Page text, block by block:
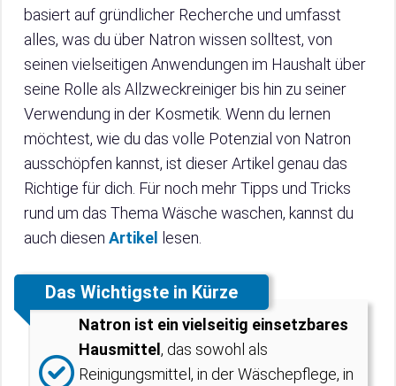
basiert auf gründlicher Recherche und umfasst
alles, was du über Natron wissen solltest, von
seinen vielseitigen Anwendungen im Haushalt über
seine Rolle als Allzweckreiniger bis hin zu seiner
Verwendung in der Kosmetik. Wenn du lernen
möchtest, wie du das volle Potenzial von Natron
ausschöpfen kannst, ist dieser Artikel genau das
Richtige für dich. Für noch mehr Tipps und Tricks
rund um das Thema Wäsche waschen, kannst du
auch diesen Artikel lesen.
Das Wichtigste in Kürze
Natron ist ein vielseitig einsetzbares
Hausmittel , das sowohl als
Reinigungsmittel, in der Wäschepflege, in